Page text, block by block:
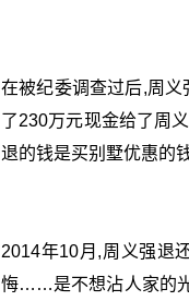
在被纪委调查过后,周
了230万元现金给了周
退的钱是买别墅优惠的
2014年10月,周义强退
悔……是不想沾人家的光